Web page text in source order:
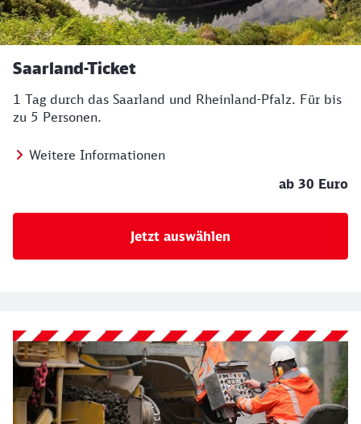
Saarland-Ticket
1 Tag durch das Saarland und Rheinland-Pfalz. Für bis
zu 5 Personen.
Weitere Informationen
ab 30 Euro
Jetzt auswählen